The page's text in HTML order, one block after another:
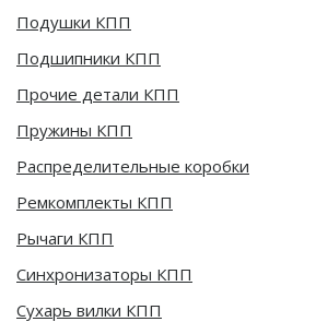
Подушки КПП
Подшипники КПП
Прочие детали КПП
Пружины КПП
Распределительные коробки
Ремкомплекты КПП
Рычаги КПП
Синхронизаторы КПП
Сухарь вилки КПП